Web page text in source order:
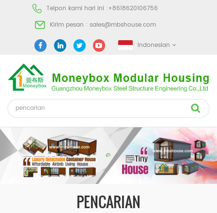
Telpon kami hari ini :+8618620106756
Kirim pesan : sales@mbshouse.com
Indonesian
PENCARIAN